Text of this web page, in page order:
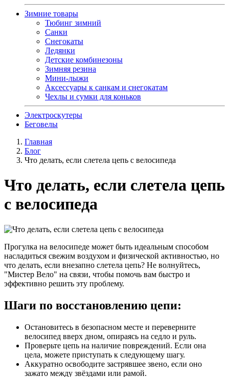
Зимние товары
Тюбинг зимний
Санки
Снегокаты
Ледянки
Детские комбинезоны
Зимняя резина
Мини-лыжи
Аксессуары к санкам и снегокатам
Чехлы и сумки для коньков
Электроскутеры
Беговелы
Главная
Блог
Что делать, если слетела цепь с велосипеда
Что делать, если слетела цепь
с велосипеда
Прогулка на велосипеде может быть идеальным способом
насладиться свежим воздухом и физической активностью, но
что делать, если внезапно слетела цепь? Не волнуйтесь,
"Мистер Вело" на связи, чтобы помочь вам быстро и
эффективно решить эту проблему.
Шаги по восстановлению цепи:
Остановитесь в безопасном месте и переверните
велосипед вверх дном, опираясь на седло и руль.
Проверьте цепь на наличие повреждений. Если она
цела, можете приступать к следующему шагу.
Аккуратно освободите застрявшее звено, если оно
зажато между звёздами или рамой.